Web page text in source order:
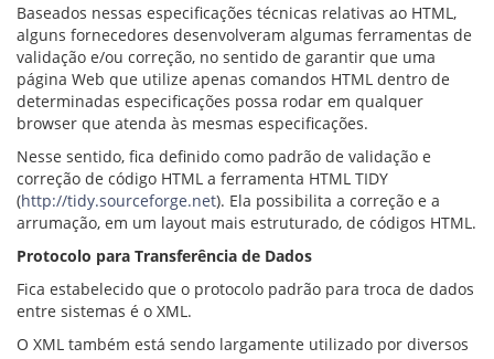
Baseados nessas especificações técnicas relativas ao HTML,
alguns fornecedores desenvolveram algumas ferramentas de
validação e/ou correção, no sentido de garantir que uma
página Web que utilize apenas comandos HTML dentro de
determinadas especificações possa rodar em qualquer
browser que atenda às mesmas especificações.
Nesse sentido, fica definido como padrão de validação e
correção de código HTML a ferramenta HTML TIDY
(http://tidy.sourceforge.net). Ela possibilita a correção e a
arrumação, em um layout mais estruturado, de códigos HTML.
Protocolo para Transferência de Dados
Fica estabelecido que o protocolo padrão para troca de dados
entre sistemas é o XML.
O XML também está sendo largamente utilizado por diversos